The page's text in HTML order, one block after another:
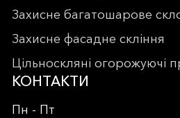
Захисне багатошарове
Захисне фасадне скління
Цільноскляні огорожуючі
КОНТАКТИ
Пн - Пт